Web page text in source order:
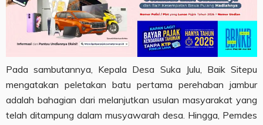
Pada sambutannya, Kepala Desa Suka Julu, Baik Sitepu
mengatakan peletakan batu pertama perehaban jambur
adalah bahagian dari melanjutkan usulan masyarakat yang
telah ditampung dalam musyawarah desa. Hingga, Pemdes